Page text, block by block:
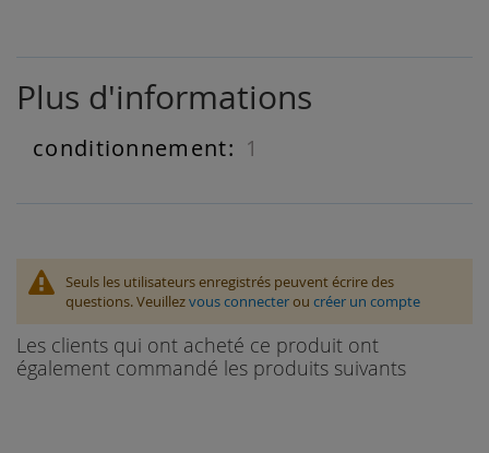
Plus d'informations
Plus
1
Seuls les utilisateurs enregistrés peuvent écrire des
questions. Veuillezvous connecterou créer un compte
Les clients qui ont acheté ce produit ont
également commandé les produits suivants